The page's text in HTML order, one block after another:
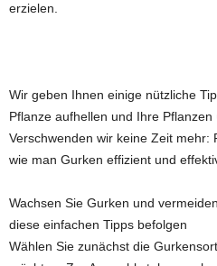
erzielen.
Wir geben Ihnen einige nützliche
Pflanze aufhellen und Ihre
Verschwenden wir keine Zeit mehr:
wie man Gurken effizient und
Wachsen Sie Gurken und
diese einfachen Tipps befolgen
Wählen Sie zunächst die